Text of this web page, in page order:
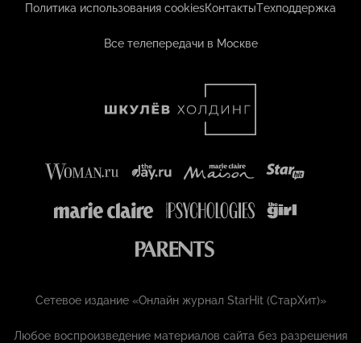
Политика использования cookiesКонтактыТехподдержка
Все телепередачи в Москве
Сетевое издание «Онлайн журнал StarHit (СтарХит)»
Любое воспроизведение материалов сайта без разрешения